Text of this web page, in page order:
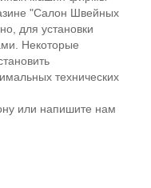
"Салон Швейных
для установки
Некоторые
технических
или напишите нам